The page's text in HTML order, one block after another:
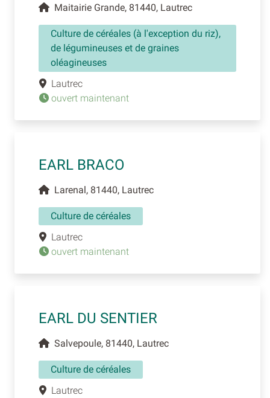
Maitairie Grande, 81440, Lautrec
Culture de céréales (à l'exception du riz),
de légumineuses et de graines
oléagineuses
Lautrec
ouvert maintenant
EARL BRACO
Larenal, 81440, Lautrec
Culture de céréales
Lautrec
ouvert maintenant
EARL DU SENTIER
Salvepoule, 81440, Lautrec
Culture de céréales
Lautrec